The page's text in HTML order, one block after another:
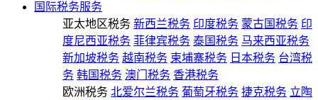
国际税务服务
亚太地区税务 新西兰税务 印度税务 蒙古国税务 印
度尼西亚税务 菲律宾税务 泰国税务 马来西亚税务
新加坡税务 越南税务 柬埔寨税务 日本税务 台湾税
务 韩国税务 澳门税务 香港税务
欧洲税务 北爱尔兰税务 葡萄牙税务 捷克税务 立陶